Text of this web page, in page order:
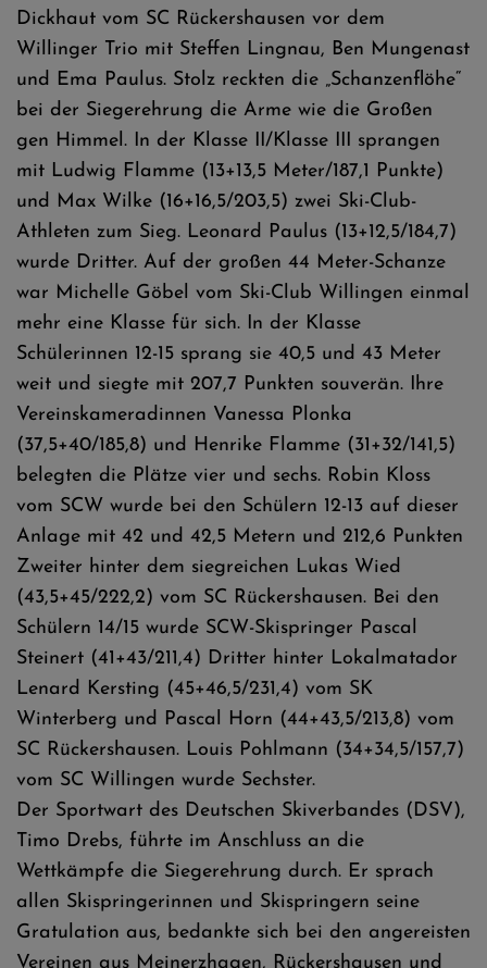
Dickhaut vom SC Rückershausen vor dem
Willinger Trio mit Steffen Lingnau, Ben Mungenast
und Ema Paulus. Stolz reckten die „Schanzenflöhe“
bei der Siegerehrung die Arme wie die Großen
gen Himmel. In der Klasse II/Klasse III sprangen
mit Ludwig Flamme (13+13,5 Meter/187,1 Punkte)
und Max Wilke (16+16,5/203,5) zwei Ski-Club-
Athleten zum Sieg. Leonard Paulus (13+12,5/184,7)
wurde Dritter. Auf der großen 44 Meter-Schanze
war Michelle Göbel vom Ski-Club Willingen einmal
mehr eine Klasse für sich. In der Klasse
Schülerinnen 12-15 sprang sie 40,5 und 43 Meter
weit und siegte mit 207,7 Punkten souverän. Ihre
Vereinskameradinnen Vanessa Plonka
(37,5+40/185,8) und Henrike Flamme (31+32/141,5)
belegten die Plätze vier und sechs. Robin Kloss
vom SCW wurde bei den Schülern 12-13 auf dieser
Anlage mit 42 und 42,5 Metern und 212,6 Punkten
Zweiter hinter dem siegreichen Lukas Wied
(43,5+45/222,2) vom SC Rückershausen. Bei den
Schülern 14/15 wurde SCW-Skispringer Pascal
Steinert (41+43/211,4) Dritter hinter Lokalmatador
Lenard Kersting (45+46,5/231,4) vom SK
Winterberg und Pascal Horn (44+43,5/213,8) vom
SC Rückershausen. Louis Pohlmann (34+34,5/157,7)
vom SC Willingen wurde Sechster.
Der Sportwart des Deutschen Skiverbandes (DSV),
Timo Drebs, führte im Anschluss an die
Wettkämpfe die Siegerehrung durch. Er sprach
allen Skispringerinnen und Skispringern seine
Gratulation aus, bedankte sich bei den angereisten
Vereinen aus Meinerzhagen, Rückershausen und